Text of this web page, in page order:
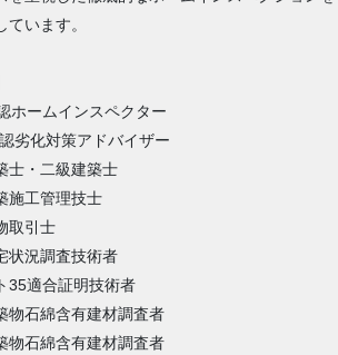
ています。
ホームインスペクター
劣化対策アドバイザー
士・二級建築士
施工管理技士
取引士
状況調査技術者
35適合証明技術者
物石綿含有建材調査者
物石綿含有建材調査者